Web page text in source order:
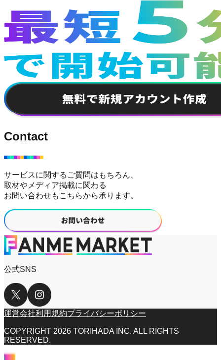
Contact
サービスに関するご質問はもちろん、
取材やメディア掲載に関わる
お問い合わせもこちらから承ります。
公式SNS
運営会社利用規約プライバシーポリシー
COPYRIGHT 2026 TORIHADA INC. ALL RIGHTS
RESERVED.